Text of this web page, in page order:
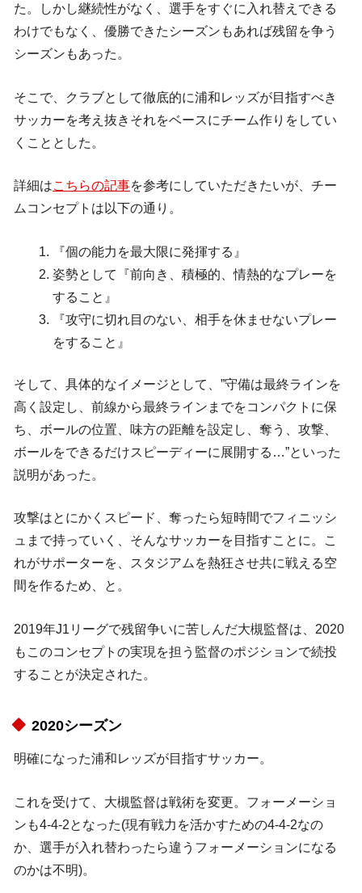
た。しかし継続性がなく、選手をすぐに入れ替えできる
わけでもなく、優勝できたシーズンもあれば残留を争う
シーズンもあった。
そこで、クラブとして徹底的に浦和レッズが目指すべき
サッカーを考え抜きそれをベースにチーム作りをしてい
くこととした。
詳細はこちらの記事を参考にしていただきたいが、チー
ムコンセプトは以下の通り。
『個の能力を最大限に発揮する』
姿勢として『前向き、積極的、情熱的なプレーを
すること』
『攻守に切れ目のない、相手を休ませないプレー
をすること』
そして、具体的なイメージとして、”守備は最終ラインを
高く設定し、前線から最終ラインまでをコンパクトに保
ち、ボールの位置、味方の距離を設定し、奪う、攻撃、
ボールをできるだけスピーディーに展開する…”といった
説明があった。
攻撃はとにかくスピード、奪ったら短時間でフィニッシ
ュまで持っていく、そんなサッカーを目指すことに。こ
れがサポーターを、スタジアムを熱狂させ共に戦える空
間を作るため、と。
2019年J1リーグで残留争いに苦しんだ大槻監督は、2020
もこのコンセプトの実現を担う監督のポジションで続投
することが決定された。
2020シーズン
明確になった浦和レッズが目指すサッカー。
これを受けて、大槻監督は戦術を変更。フォーメーショ
ンも4-4-2となった(現有戦力を活かすための4-4-2なの
か、選手が入れ替わったら違うフォーメーションになる
のかは不明)。